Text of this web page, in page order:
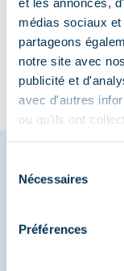
médias sociaux
partageons
notre site avec
publicité et
avec d'autres
ou qu'ils ont
Nécessaires
Préférences
Méribel